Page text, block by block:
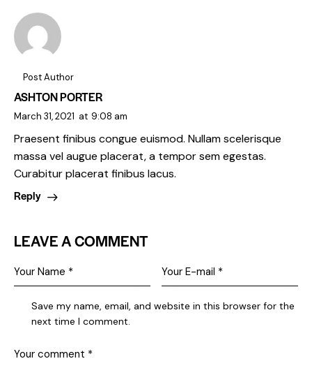
Post Author
ASHTON PORTER
March 31, 2021 at 9:08 am
Praesent finibus congue euismod. Nullam scelerisque
massa vel augue placerat, a tempor sem egestas.
Curabitur placerat finibus lacus.
Reply
LEAVE A COMMENT
Save my name, email, and website in this browser for the
next time I comment.